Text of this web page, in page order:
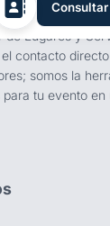
Consultar
de Lugares y
contacto
somos la
tu evento en